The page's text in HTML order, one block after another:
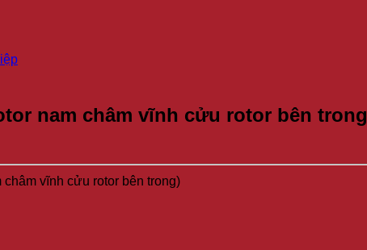
nam châm vĩnh cửu rotor bên
vĩnh cửu rotor bên trong)